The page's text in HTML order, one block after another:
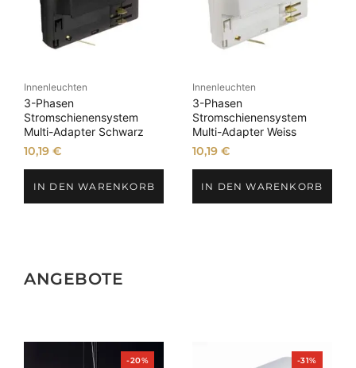
Innenleuchten
3-Phasen
Stromschienensystem
Multi-Adapter Schwarz
10,19€
IN DEN WARENKORB
Innenleuchten
3-Phasen
Stromschienensystem
Multi-Adapter Weiss
10,19 €
IN DEN WARENKORB
ANGEBOTE
-20%Produkt
-31%Produkt